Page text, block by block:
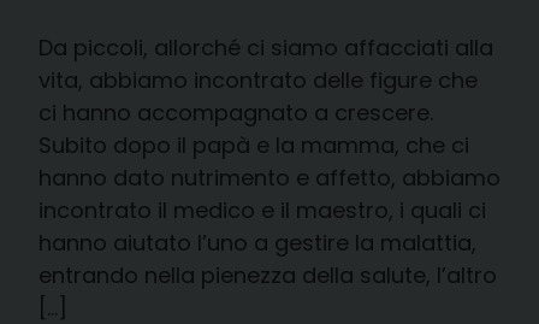
Da piccoli, allorché ci siamo affacciati alla
vita, abbiamo incontrato delle figure che
ci hanno accompagnato a crescere.
Subito dopo il papà e la mamma, che ci
hanno dato nutrimento e affetto, abbiamo
incontrato il medico e il maestro, i quali ci
hanno aiutato l’uno a gestire la malattia,
entrando nella pienezza della salute, l’altro
[…]